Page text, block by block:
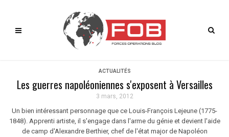
ACTUALITÉS
Les guerres napoléoniennes s'exposent à Versailles
3 mars, 2012
Un bien intéressant personnage que ce Louis-François Lejeune (1775-
1848). Apprenti artiste, il s'engage dans l'arme du génie et devient l'aide
de camp d'Alexandre Berthier, chef de l'état major de Napoléon